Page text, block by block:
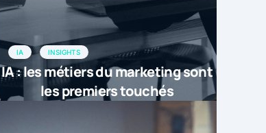
IA INSIGHTS
IA : les métiers du marketing sont
les premiers touchés